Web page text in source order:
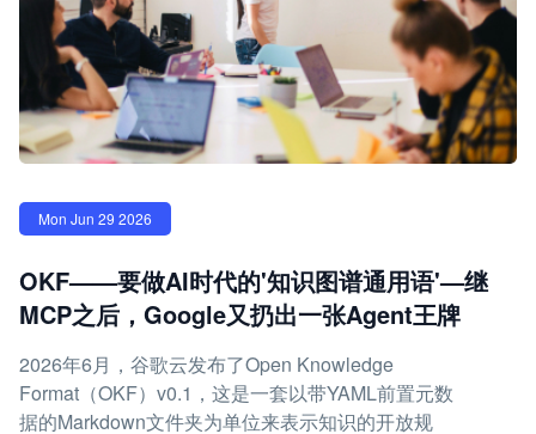
Mon Jun 29 2026
OKF——要做AI时代的'知识图谱通用语'—继
MCP之后，Google又扔出一张Agent王牌
2026年6月，谷歌云发布了Open Knowledge
Format（OKF）v0.1，这是一套以带YAML前置元数
据的Markdown文件夹为单位来表示知识的开放规